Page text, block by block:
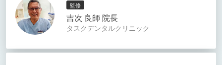
監修
吉次 良師 院長
タスクデンタルクリニック